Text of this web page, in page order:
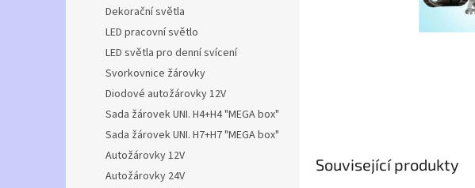
Dekorační světla
LED pracovní světlo
LED světla pro denní svícení
Svorkovnice žárovky
Diodové autožárovky 12V
Sada žárovek UNI. H4+H4 "MEGA box"
Sada žárovek UNI. H7+H7 "MEGA box"
Autožárovky 12V
Autožárovky 24V
Související produkty